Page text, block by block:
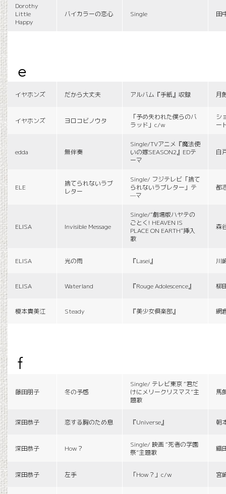
Dorothy
Little
Happy
バイカラーの恋心 Single 田
e
イヤホンズ だから大丈夫 アルバム『手紙』収録 月
イヤホンズ ヨロコビノウタ
「予め失われた僕らのバ
ラッド」c/w
シ
ー
edda 無伴奏
Single/TVアニメ『魔法使
いの嫁SEASON2』EDテ
ーマ
白
ELE
捨てられないラブ
レター
Single/ フジテレビ「捨て
られないラブレター」テ
—マ
都
ELISA Invisible Message
Single/“劇場版ハヤテの
ごとく! HEAVEN IS
PLACE ON EARTH”挿入
歌
森
ELISA 光の雨 『Lasei』 川
ELISA Waterland 『Rouge Adolescence』 柳
榎本貴美江 Steady 『美少女倶楽部』 網
f
藤田朋子 冬の予感
Single/ テレビ東京 “君だ
けにメリークリスマス”主
題歌
馬
深田恭子 恋する胸のため息 『Universe』 朝
深田恭子 How？
Single/ 映画 “死者の学園
祭”主題歌
織
深田恭子 左手 「How？」c/w 宮